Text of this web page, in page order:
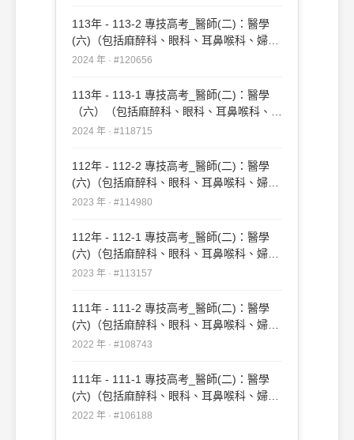
113年 - 113-2 專技高考_醫師(二)：醫學
(六)（包括麻醉科、眼科、耳鼻喉科、婦產
科、復健科等科目及其相關臨床實例與醫學
2024 年 · #120656
113年 - 113-1 專技高考_醫師(二)：醫學
（六）（包括麻醉科、眼科、耳鼻喉科、婦
產科、復健科等科目及其相關臨床實例與醫
2024 年 · #118715
112年 - 112-2 專技高考_醫師(二)：醫學
(六)（包括麻醉科、眼科、耳鼻喉科、婦產
科、復健科等科目及其相關臨床實例與醫學
2023 年 · #114980
112年 - 112-1 專技高考_醫師(二)：醫學
(六)（包括麻醉科、眼科、耳鼻喉科、婦產
科、復健科等科目及其相關臨床實例與醫學
2023 年 · #113157
111年 - 111-2 專技高考_醫師(二)：醫學
(六)（包括麻醉科、眼科、耳鼻喉科、婦產
科、復健科等科目及其相關臨床實例與醫學
2022 年 · #108743
111年 - 111-1 專技高考_醫師(二)：醫學
(六)（包括麻醉科、眼科、耳鼻喉科、婦產
科、復健科等科目及其相關臨床實例與醫學
2022 年 · #106188